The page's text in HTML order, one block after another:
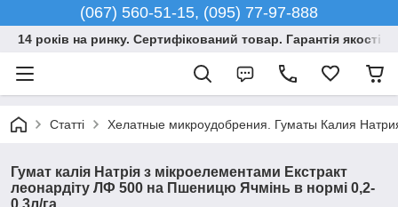
(067) 560-51-15, (095) 77-97-888
14 років на ринку. Сертифікований товар. Гарантія якості
Статті Хелатные микроудобрения. Гуматы Калия
Гумат калія Натрія з мікроелементами Екстракт
леонардіту ЛФ 500 на Пшеницю Ячмінь в нормі 0,2-
0,3л/га.